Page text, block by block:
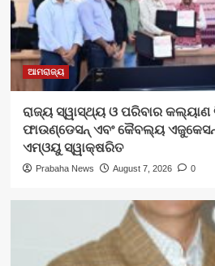
ଆମରାଜ୍ୟ
ରାଜ୍ୟ ସ୍ୱାସ୍ଥ୍ୟ ଓ ପରିବାର କଲ୍ୟାଣ
ଫାଉଣ୍ଡେସନ୍ ଏବଂ କୈବଲ୍ୟ
ଏମ୍‌ଓୟୁ ସ୍ୱାକ୍ଷରିତ
Prabaha News August 7, 2026 0